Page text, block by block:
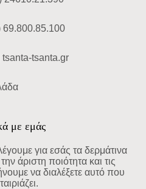
69.800.85.100
tsanta-tsanta.gr
με εμάς
για εσάς τα δερμάτινα
άριστη ποιότητα και τις
να διαλέξετε αυτό που